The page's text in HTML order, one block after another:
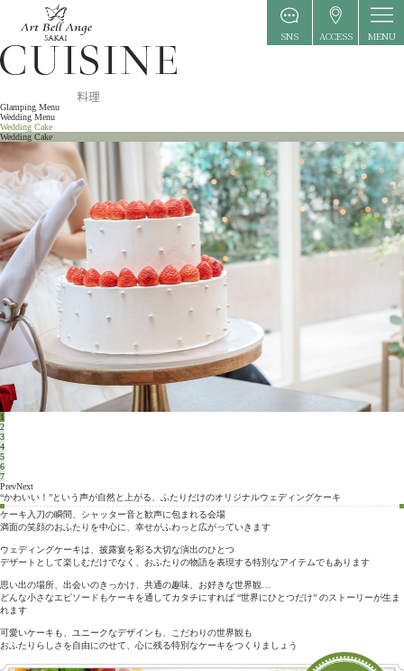
SNS ACCESS MENU
Glamping Menu
Wedding Menu
Wedding Cake
Wedding Cake
1
2
3
4
5
6
7
PrevNext
“かわいい！”という声が自然と上がる、ふたりだけのオリジナルウェディングケーキ
ケーキ入刀の瞬間、シャッター音と歓声に包まれる会場
満面の笑顔のおふたりを中心に、幸せがふわっと広がっていきます
ウェディングケーキは、披露宴を彩る大切な演出のひとつ
デザートとして楽しむだけでなく、おふたりの物語を表現する特別なアイテムでもあります
思い出の場所、出会いのきっかけ、共通の趣味、お好きな世界観…
どんな小さなエピソードもケーキを通してカタチにすれば “世界にひとつだけ” のストーリーが生ま
れます
可愛いケーキも、ユニークなデザインも、こだわりの世界観も
おふたりらしさを自由にのせて、心に残る特別なケーキをつくりましょう